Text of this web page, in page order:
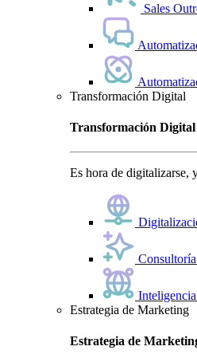
Sales
Transformación Digital
Transformación Digital
Es hora de digitalizarse,
Estrategia de Marketing
Estrategia de